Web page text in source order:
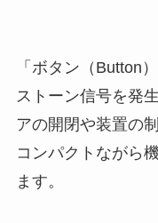
「ボタン（Button
ストーン信号を発
アの開閉や装置の
コンパクトながら
ます。